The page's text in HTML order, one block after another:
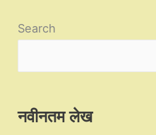
Search
नवीनतम लेख